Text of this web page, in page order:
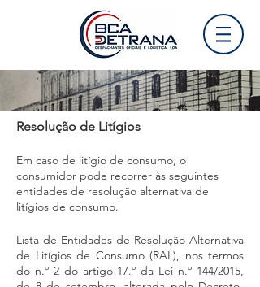
Resolução de Litígios
Em caso de litígio de consumo, o
consumidor pode recorrer às seguintes
entidades de resolução alternativa de
litígios de consumo.
Lista de Entidades de Resolução Alternativa
de Litígios de Consumo (RAL), nos termos
do n.º 2 do artigo 17.º da Lei n.º 144/2015,